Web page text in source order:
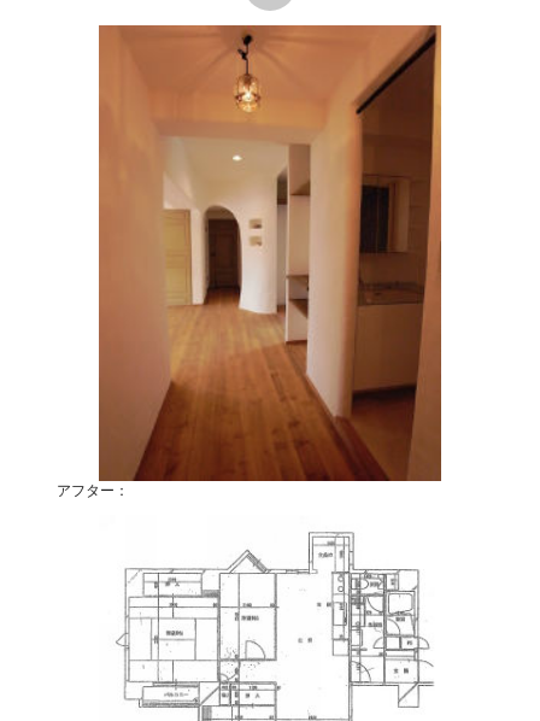
アフター：